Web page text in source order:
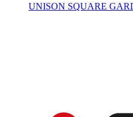
UNISON SQUARE